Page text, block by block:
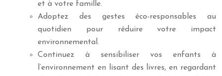
et à votre famille.
Adoptez des gestes éco-responsables au
quotidien pour réduire votre impact
environnemental.
Continuez à sensibiliser vos enfants à
l’environnement en lisant des livres, en regardant